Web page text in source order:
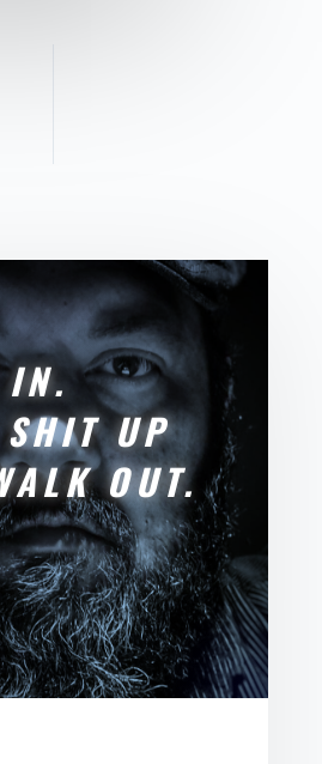
IN.
UP
OUT.